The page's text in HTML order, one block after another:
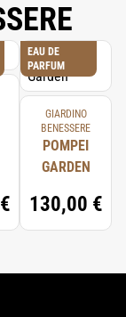
EAU DE
PARFUM
GIARDINO
BENESSERE
POMPEI
GARDEN
130,00 €